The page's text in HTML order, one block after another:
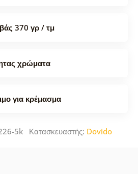
370 γρ / τμ
χρώματα
για κρέμασμα
5k Κατασκευαστής: Dovido